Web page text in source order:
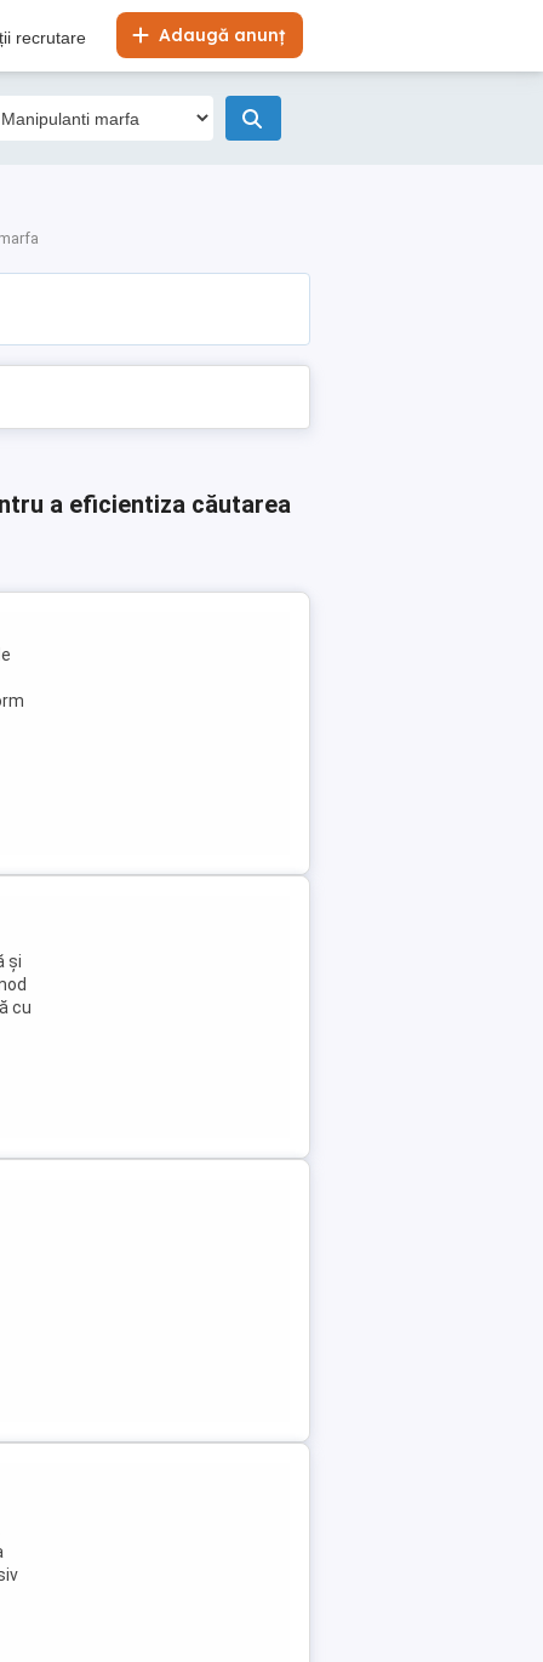
Adaugă anunț
recrutare
a eficientiza căutarea
și
cu